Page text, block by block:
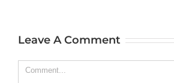
Leave A Comment
Comment